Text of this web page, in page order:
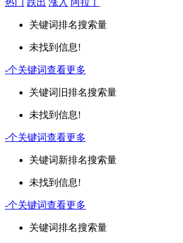
关键词排名搜索量
未找到信息!
-个关键词查看更多
关键词 旧排名搜索量
未找到信息!
-个关键词查看更多
关键词新排名搜索量
未找到信息!
-个关键词查看更多
关键词排名搜索量